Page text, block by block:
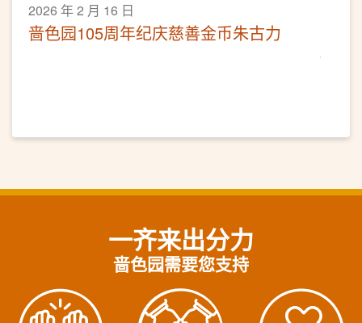
2026 年 2 月 16 日
啬色园105周年纪庆慈善金币朱古力
一齐来出分力
啬色园需要您支持